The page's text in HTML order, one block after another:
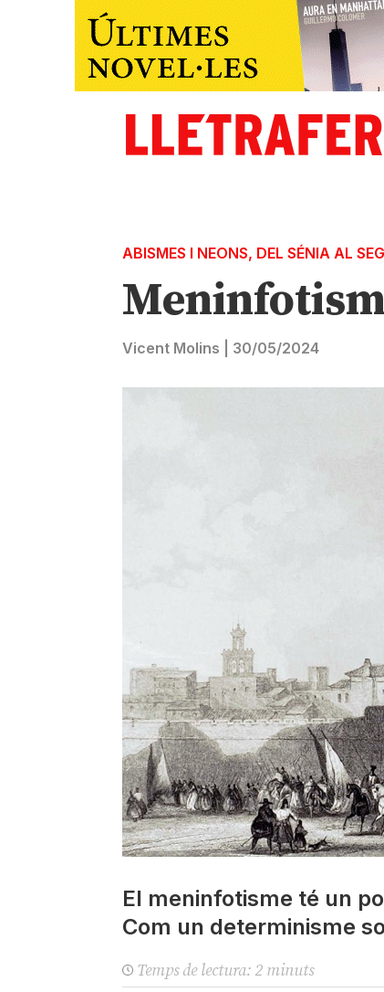
ABISMES I NEONS, DEL SÉNIA AL
Vicent Molins 30/05/2024
El meninfotisme té un
Com un determinisme
Temps de lectura: 2 minuts